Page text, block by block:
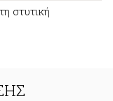
στυτική